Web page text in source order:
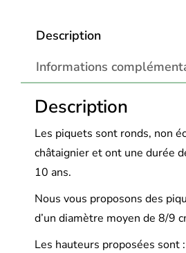
Description
Informations
Description
Les piquets sont ronds, non
châtaignier et ont une durée
10 ans.
Nous vous proposons des
d’un diamètre moyen de 8/9
Les hauteurs proposées sont :